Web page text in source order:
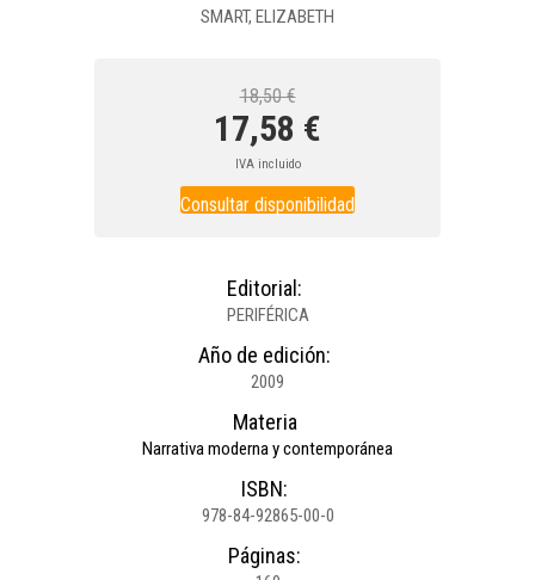
SMART, ELIZABETH
18,50 €
17,58 €
IVA incluido
Consultar disponibilidad
Editorial:
PERIFÉRICA
Año de edición:
2009
Materia
Narrativa moderna y contemporánea
ISBN:
978-84-92865-00-0
Páginas: